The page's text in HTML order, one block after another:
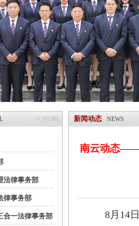
>> MORE
法律事务部
律事务部
合一法律事务部
新闻动态 NEWS
南云动态——
8月14